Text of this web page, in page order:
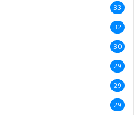
33
32
30
29
29
29